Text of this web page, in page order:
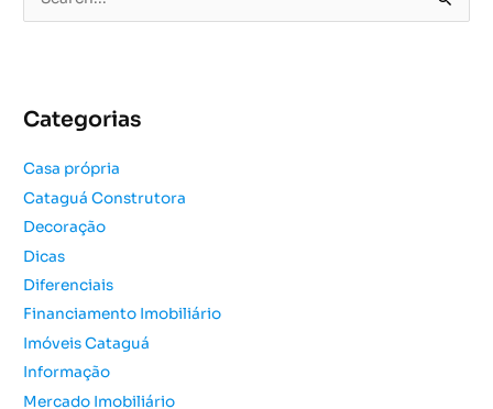
e
i
a
r
p
o
r
:
Categorias
Casa própria
Cataguá Construtora
Decoração
Dicas
Diferenciais
Financiamento Imobiliário
Imóveis Cataguá
Informação
Mercado Imobiliário